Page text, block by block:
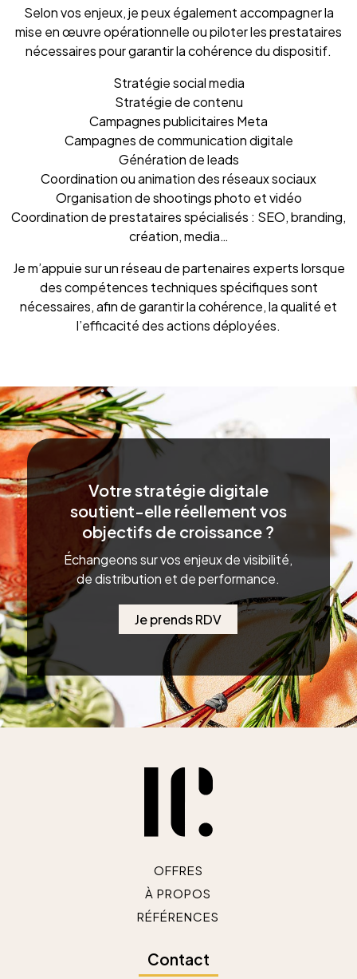
Selon vos enjeux, je peux également accompagner la
mise en œuvre opérationnelle ou piloter les prestataires
nécessaires pour garantir la cohérence du dispositif.
Stratégie social media
Stratégie de contenu
Campagnes publicitaires Meta
Campagnes de communication digitale
Génération de leads
Coordination ou animation des réseaux sociaux
Organisation de shootings photo et vidéo
Coordination de prestataires spécialisés : SEO, branding,
création, media…
Je m’appuie sur un réseau de partenaires experts lorsque
des compétences techniques spécifiques sont
nécessaires, afin de garantir la cohérence, la qualité et
l’efficacité des actions déployées.
Votre stratégie digitale
soutient-elle réellement vos
objectifs de croissance ?
Échangeons sur vos enjeux de visibilité,
de distribution et de performance.
Je prends RDV
OFFRES
À PROPOS
RÉFÉRENCES
Contact